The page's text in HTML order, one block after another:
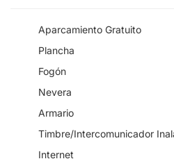
Aparcamiento Gratuito
Plancha
Fogón
Nevera
Armario
Timbre/Intercomunicador
Internet